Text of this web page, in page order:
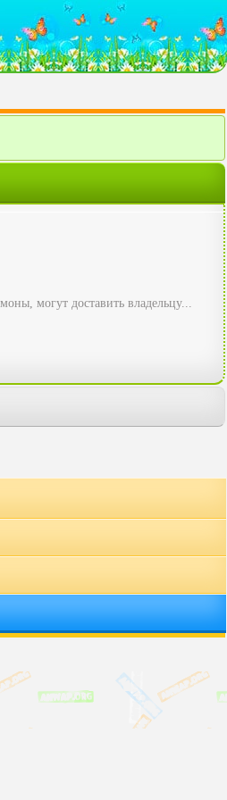
могут доставить владельцу...